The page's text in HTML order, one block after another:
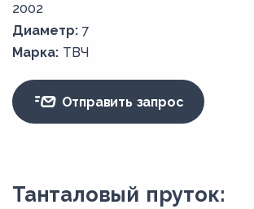
2002
Диаметр: 7
Марка: ТВЧ
Отправить запрос
Танталовый пруток: